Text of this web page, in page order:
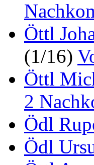
Öttl
(1/16)
Öttl
2
Ödl
Ödl